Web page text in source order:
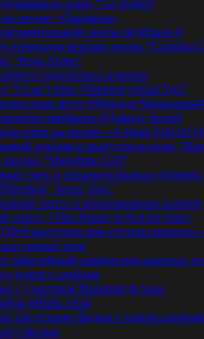
клип “Go Robot”
песню «Окраины»
ленты об #Oasis #
версию песни “Carolina
“Jesus Alone”
и поделились клипом
“I Can’t Stop Thinking About You”
фото #Фредди Меркьюри#
трибьюта #Дэвиду Боуи#
клип на песню «A Head Full Of
альбом и выпустила клип
песню “Shoeshine Girl”
трек и проанонсировал сборник
“Jesus’ Son”
сингл и анонсировали альбом
сингл «This House Is Not for Sale»
выступят рок-группы проекта
новый трек
юбилейный альбом рок-каверов
нового альбома
с участием Mumford & Sons
#Blink-182#
представят фильм о новом
фильм